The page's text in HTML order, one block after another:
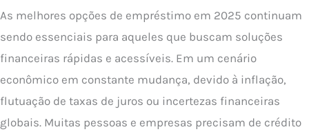
As melhores opções de empréstimo em 2025 continuam
sendo essenciais para aqueles que buscam soluções
financeiras rápidas e acessíveis. Em um cenário
econômico em constante mudança, devido à inflação,
flutuação de taxas de juros ou incertezas financeiras
globais. Muitas pessoas e empresas precisam de crédito